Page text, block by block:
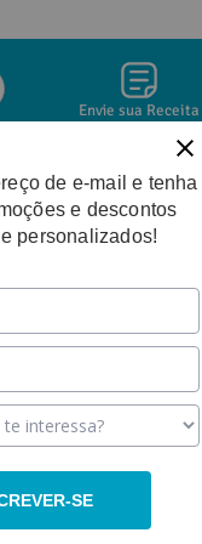
Envie sua Receita
Este produto
Quero
de e-mail e tenha
e descontos
personalizados!
SE